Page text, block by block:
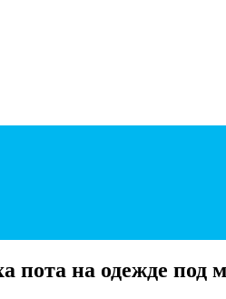
пота на одежде